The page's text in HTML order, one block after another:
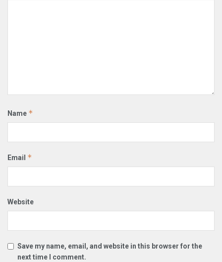
Name *
Email *
Website
Save my name, email, and website in this browser for the
next time I comment.